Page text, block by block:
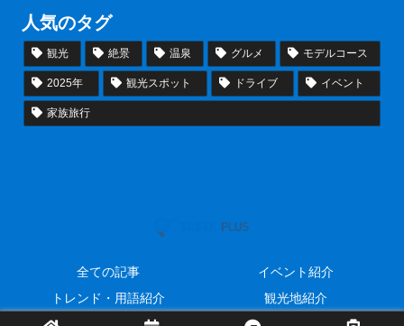
人気のタグ
観光 絶景 温泉 グルメ モデルコース
2025年 観光スポット ドライブ イベント
家族旅行
全ての記事
イベント紹介
トレンド・用語紹介
観光地紹介